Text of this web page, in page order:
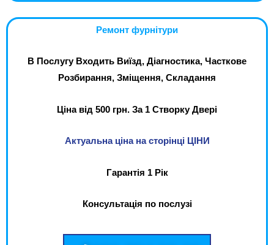
Ремонт фурнітури
В Послугу Входить Виїзд, Діагностика, Часткове
Розбирання, Зміщення, Складання
Ціна від 500 грн. За 1 Створку Двері
Актуальна ціна на сторінці ЦІНИ
Гарантія 1 Рік
Консультація по послузі